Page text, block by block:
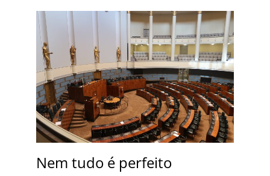
Nem tudo é perfeito